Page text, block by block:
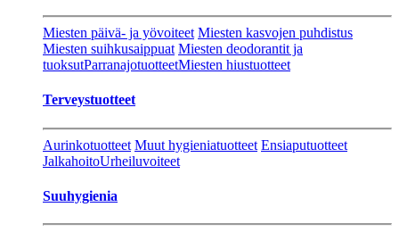
Miesten päivä- ja yövoiteet Miesten kasvojen puhdistus
Miesten suihkusaippuat Miesten deodorantit ja
tuoksutParranajotuotteetMiesten hiustuotteet
Terveystuotteet
Aurinkotuotteet Muut hygieniatuotteet Ensiaputuotteet
JalkahoitoUrheiluvoiteet
Suuhygienia